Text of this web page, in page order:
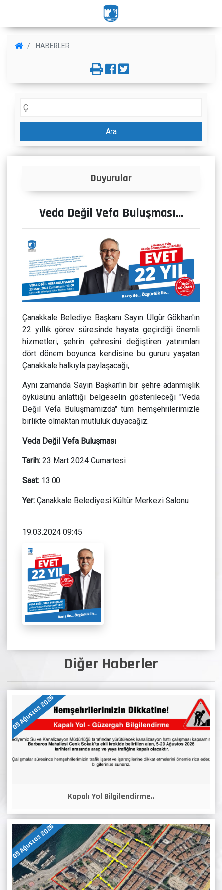
HABERLER
Diğer Haberler
05 Ağustos 2026
Kapalı Yol Bilgilendirme..
05 Ağustos 2026
Ara
Veda Değil Vefa Buluşması...
Çanakkale Belediye Başkanı Sayın Ülgür Gökhan'ın
22 yıllık görev süresinde hayata geçirdiği önemli
hizmetleri, şehrin çehresini değiştiren yatırımları
dört dönem boyunca kendisine bu gururu yaşatan
Çanakkale halkıyla paylaşacağı,
Aynı zamanda Sayın Başkan'ın bir şehre adanmışlık
öyküsünü anlattığı belgeselin gösterileceği "Veda
Değil Vefa Buluşmamızda" tüm hemşehrilerimizle
birlikte olmaktan mutluluk duyacağız.
Veda Değil Vefa Buluşması
Tarih: 23 Mart 2024 Cumartesi
Saat: 13.00
Yer: Çanakkale Belediyesi Kültür Merkezi Salonu
19.03.2024 09:45